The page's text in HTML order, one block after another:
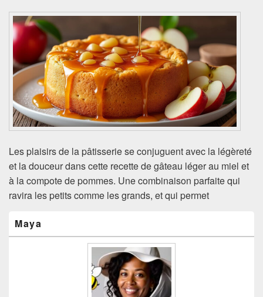
Les plaisirs de la pâtisserie se conjuguent avec la légèreté
et la douceur dans cette recette de gâteau léger au miel et
à la compote de pommes. Une combinaison parfaite qui
ravira les petits comme les grands, et qui permet
principale
de
Maya